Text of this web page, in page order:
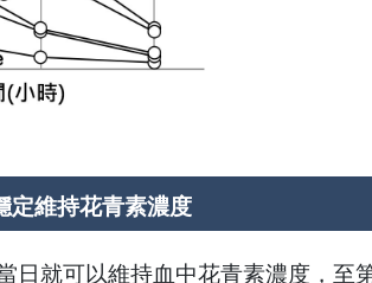
定維持花青素濃度
日就可以維持血中花青素濃度，